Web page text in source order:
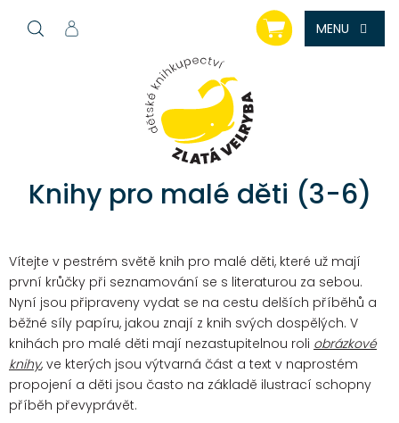
NÁKUPNÍ
KOŠÍK
Knihy pro malé děti (3-6)
Vítejte v pestrém světě knih pro malé děti, které už mají
první krůčky při seznamování se s literaturou za sebou.
Nyní jsou připraveny vydat se na cestu delších příběhů a
běžné síly papíru, jakou znají z knih svých dospělých. V
knihách pro malé děti mají nezastupitelnou roli obrázkové
knihy, ve kterých jsou výtvarná část a text v naprostém
propojení a děti jsou často na základě ilustrací schopny
příběh převyprávět.